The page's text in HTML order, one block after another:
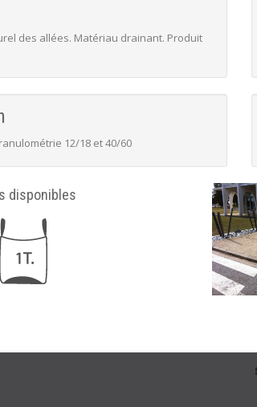
des allées. Matériau drainant. Produit
12/18 et 40/60
disponibles